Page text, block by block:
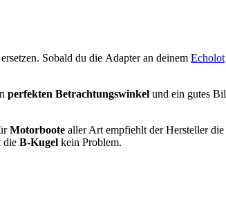
Sobald du die Adapter an deinem Echolot
perfekten Betrachtungswinkel und ein gutes
Motorboote aller Art empfiehlt der Hersteller die
die B-Kugel kein Problem.